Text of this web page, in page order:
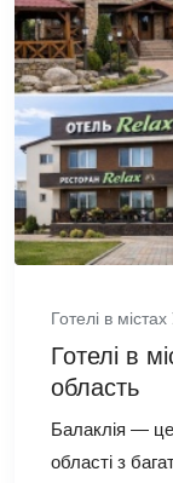
Готелі в містах
Готелі в
область
Балаклія — це
області з